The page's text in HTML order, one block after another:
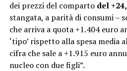
dei prezzi del comparto del
stangata, a parità di consumi –
che arriva a quota +1.404 euro
‘tipo’ rispetto alla spesa media
cifra che sale a +1.915 euro
nucleo con due figli”.